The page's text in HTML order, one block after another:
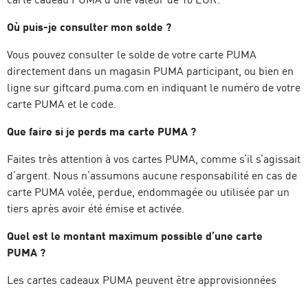
Où puis-je consulter mon solde ?
Vous pouvez consulter le solde de votre carte PUMA
directement dans un magasin PUMA participant, ou bien en
ligne sur giftcard.puma.com en indiquant le numéro de votre
carte PUMA et le code.
Que faire si je perds ma carte PUMA ?
Faites très attention à vos cartes PUMA, comme s’il s’agissait
d’argent. Nous n’assumons aucune responsabilité en cas de
carte PUMA volée, perdue, endommagée ou utilisée par un
tiers après avoir été émise et activée.
Quel est le montant maximum possible d’une carte
PUMA ?
Les cartes cadeaux PUMA peuvent être approvisionnées